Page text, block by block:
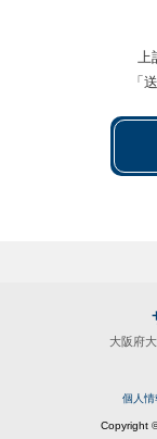
場合があります。
営業時間は、月〜
回答させて頂きま
弊社からの回答の
とはご遠慮くださ
上
「
大阪府
個人情
Copyright